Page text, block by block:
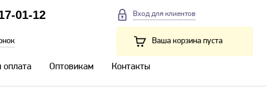
01-12 Вход для клиентов
Ваша корзина пуста
оплата Оптовикам Контакты